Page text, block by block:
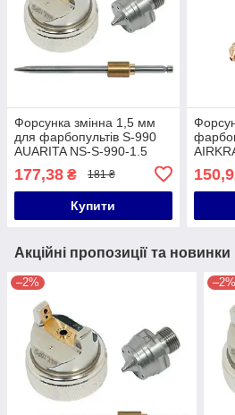
Форсунка змінна 1,5 мм
для фарбопультів S-990
AUARITA NS-S-990-1.5
177,38 ₴ 181 ₴
Купити
Акційні пропозиції та новинки
–2% –2%